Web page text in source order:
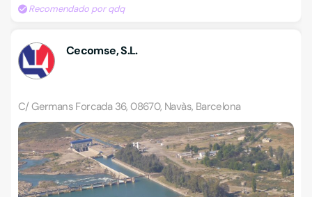
Recomendado por qdq
Cecomse, S.L.
C/ Germans Forcada 36, 08670, Navàs, Barcelona